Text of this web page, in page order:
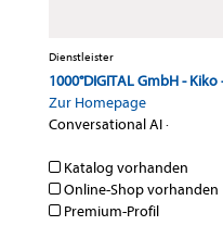
Dienstleister
1000°DIGITAL GmbH - Kiko
Zur Homepage
Conversational AI·
Katalog vorhanden
Online-Shop vorhanden
Premium-Profil